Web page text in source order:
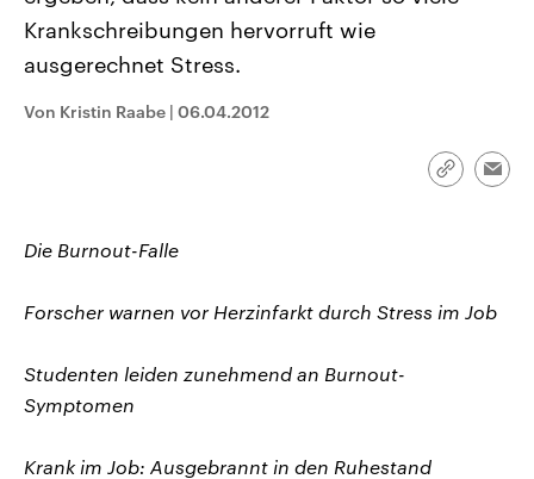
Sachsen-Anhalt wählt am 6.
September 2026 einen neuen
Landtag. Seit 2021 wird das
Bundesland von einer Koalition aus
Umfragen, Prognosen,
Wirtschaftlich und
gehören die Vereinigten
Krankschreibungen hervorruft wie
ausgerechnet Stress.
Von Kristin Raabe | 06.04.2012
Link
Die Burnout-Falle
Forscher warnen vor Herzinfarkt durch Stress im Job
Studenten leiden zunehmend an Burnout-
Symptomen
Krank im Job: Ausgebrannt in den Ruhestand